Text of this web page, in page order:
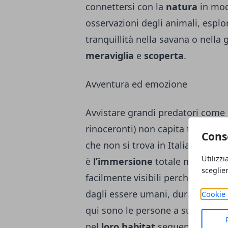
Cookie
connettersi con la natura in
osservazioni degli animali,
tranquillità nella savana o nella
meraviglia e scoperta.
Avventura ed emozione
Avvistare grandi predatori come
rinoceronti) non capita tutti i
che non si trova in Italia. A
è l’immersione totale nella
facilmente visibili perché vivono
dagli essere umani, durante il
qui sono le persone a